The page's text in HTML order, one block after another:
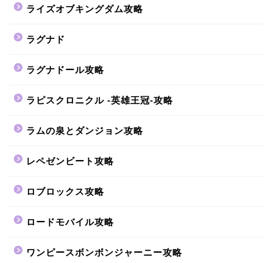
ライズオブキングダム攻略
ラグナド
ラグナドール攻略
ラピスクロニクル -英雄王冠-攻略
ラムの泉とダンジョン攻略
レペゼンビート攻略
ロブロックス攻略
ロードモバイル攻略
ワンピースボンボンジャーニー攻略